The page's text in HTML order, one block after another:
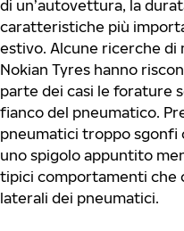
di un’autovettura, la
caratteristiche più
estivo. Alcune ricerche
Nokian Tyres hanno
parte dei casi le forature
fianco del pneumatico.
pneumatici troppo
uno spigolo appuntito
tipici comportamenti che
laterali dei pneumatici.